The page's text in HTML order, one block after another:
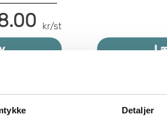
Detaljer
uden først
bruges
etiketrulle
kr/st
skulle skille
etiketten
bliver næste
klar til brug.
fristående og
færdigtrykte/